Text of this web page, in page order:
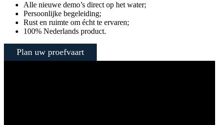
Alle nieuwe demo’s direct op het water;
Persoonlijke begeleiding;
Rust en ruimte om écht te ervaren;
100% Nederlands product.
Plan uw proefvaart